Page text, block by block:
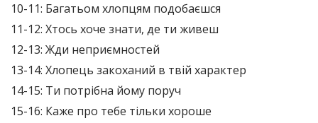
10-11: Багатьом хлопцям подобаєшся
11-12: Хтось хоче знати, де ти живеш
12-13: Жди неприємностей
13-14: Хлопець закоханий в твій характер
14-15: Ти потрібна йому поруч
15-16: Каже про тебе тільки хороше